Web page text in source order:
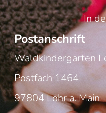
In
Postanschrift
Waldkindergarten
Postfach 1464
97804 Lohr a. Main